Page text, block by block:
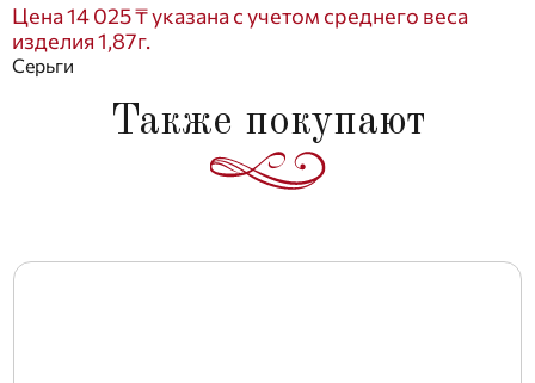
Цена 14 025 ₸ указана с учетом среднего веса
изделия 1,87г.
Серьги
Также покупают